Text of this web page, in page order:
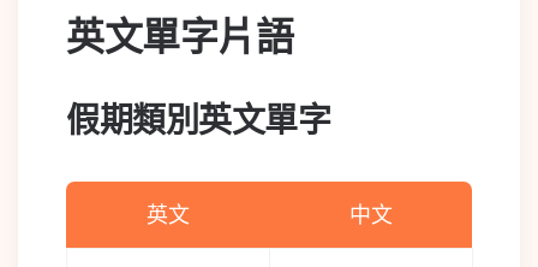
英文單字片語
假期類別英文單字
英文 中文